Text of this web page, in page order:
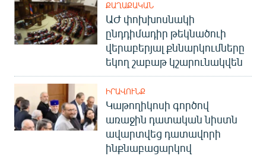
ՔԱՂԱՔԱԿԱՆ
ԱԺ փոխխոսնակի
ընդդիմադիր թեկնածուի
վերաբերյալ քննարկումները
եկող շաբաթ կշարունակվեն
ԻՐԱՎՈՒՆՔ
Կաթողիկոսի գործով
առաջին դատական նիստն
ավարտվեց դատավորի
ինքնաբացարկով